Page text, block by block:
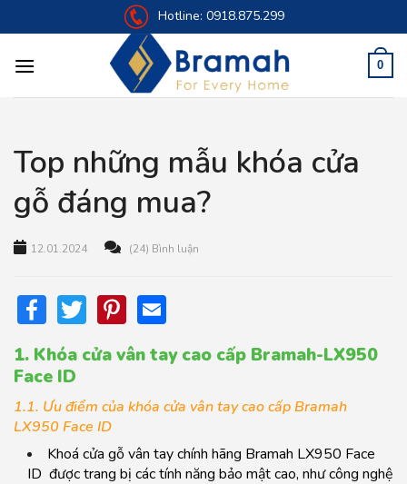
to
Hotline: 0918.875.299
0
Top những mẫu khóa cửa
gỗ đáng mua?
12.01.2024 (24) Bình luận
Facebook
TwitterPinterest
1. Khóa cửa vân tay cao cấp Bramah-LX950
Face ID
1.1. Ưu điểm của khóa cửa vân tay cao cấp Bramah
LX950 Face ID
Khoá cửa gỗ vân tay chính hãng Bramah LX950 Face
ID được trang bị các tính năng bảo mật cao, như công nghệ